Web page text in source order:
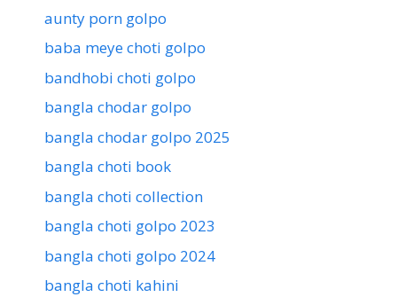
aunty porn golpo
baba meye choti golpo
bandhobi choti golpo
bangla chodar golpo
bangla chodar golpo 2025
bangla choti book
bangla choti collection
bangla choti golpo 2023
bangla choti golpo 2024
bangla choti kahini